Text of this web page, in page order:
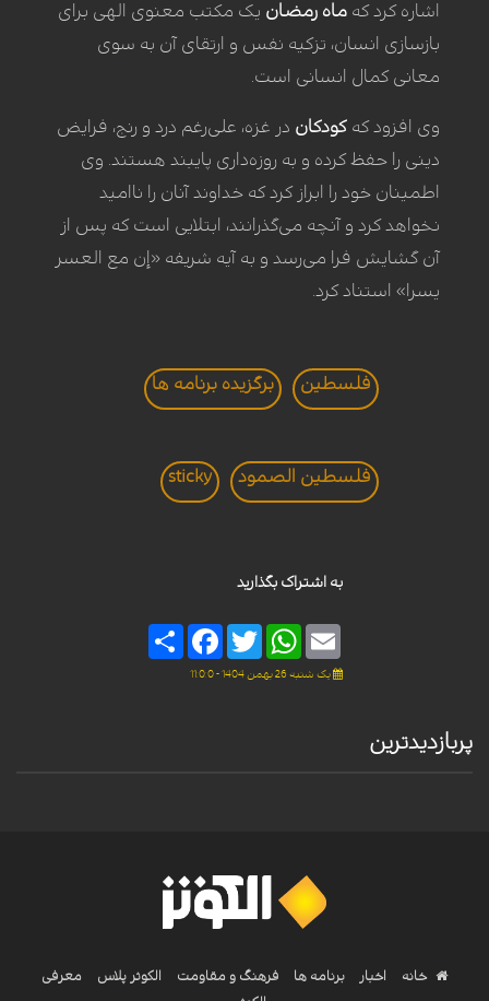
اشاره کرد که ماه رمضان یک مکتب معنوی الهی برای
بازسازی انسان، تزکیه نفس و ارتقای آن به سوی
معانی کمال انسانی است.
وی افزود که کودکان در غزه، علی‌رغم درد و رنج، فرایض
دینی را حفظ کرده و به روزه‌داری پایبند هستند. وی
اطمینان خود را ابراز کرد که خداوند آنان را ناامید
نخواهد کرد و آنچه می‌گذرانند، ابتلایی است که پس از
آن گشایش فرا می‌رسد و به آیه شریفه «إن مع العسر
یسرا» استناد کرد.
فلسطین برگزيده برنامه ها
فلسطین الصمود sticky
به اشتراک بگذارید
Share
FacebookTwitter
WhatsAppEmail
یک شنبه 26 بهمن 1404 - 11:0:0
پربازدیدترین
خانه اخبار برنامه ها فرهنگ و مقاومت الکوثر پلاس
معرفی